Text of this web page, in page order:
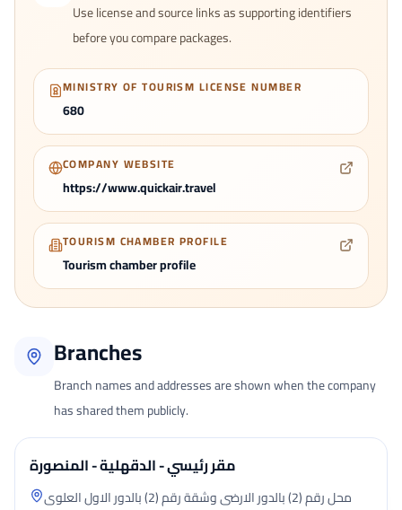
Use license and source links as supporting identifiers
before you compare packages.
MINISTRY OF TOURISM LICENSE NUMBER
680
COMPANY WEBSITE
https://www.quickair.travel
TOURISM CHAMBER PROFILE
Tourism chamber profile
Branches
Branch names and addresses are shown when the company
has shared them publicly.
مقر رئيسي - الدقهلية - المنصورة
محل رقم (2) بالدور الارضى وشقة رقم (2) بالدور الاول العلوى